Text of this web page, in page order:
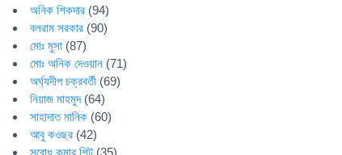
অনিক শিকদার (94)
বলরাম সরকার (90)
মোঃ মুসা (87)
মোঃ অনিক দেওয়ান (71)
অর্ঘ্যদীপ চক্রবর্তী (69)
নিয়াজ মাহমুদ(64)
সাহাদাত মানিক (60)
আবু কওছর (42)
সুবোধ কুমার শিট (35)